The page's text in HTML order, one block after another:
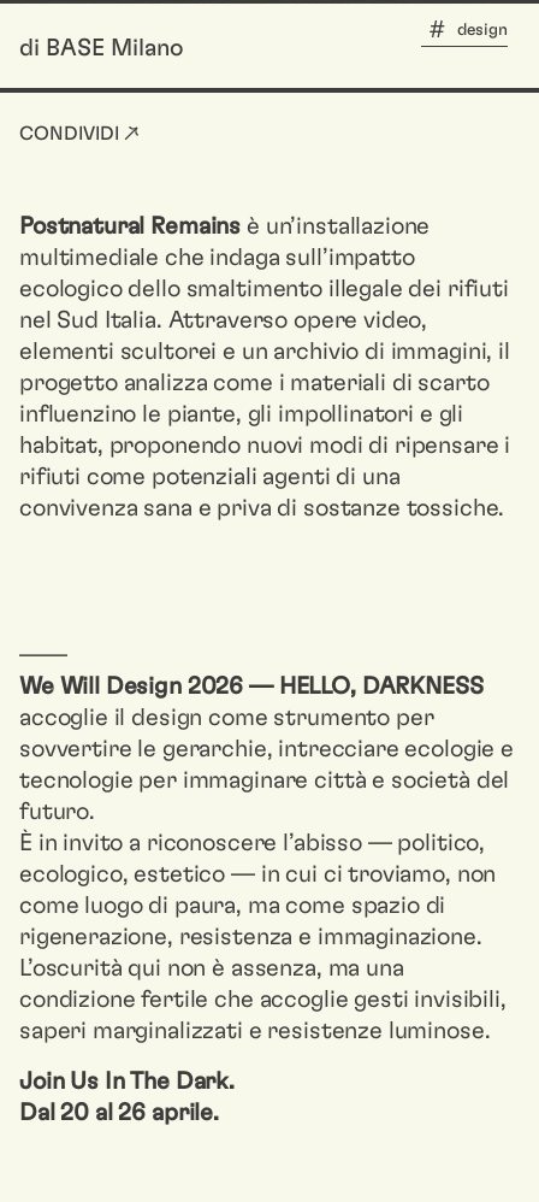
di BASE Milano
design
CONDIVIDI ↗
Postnatural Remains è un’installazione
multimediale che indaga sull’impatto
ecologico dello smaltimento illegale dei rifiuti
nel Sud Italia. Attraverso opere video,
elementi scultorei e un archivio di immagini, il
progetto analizza come i materiali di scarto
influenzino le piante, gli impollinatori e gli
habitat, proponendo nuovi modi di ripensare i
rifiuti come potenziali agenti di una
convivenza sana e priva di sostanze tossiche.
––––
We Will Design 2026 — HELLO, DARKNESS
accoglie il design come strumento per
sovvertire le gerarchie, intrecciare ecologie e
tecnologie per immaginare città e società del
futuro.
È in invito a riconoscere l’abisso — politico,
ecologico, estetico — in cui ci troviamo, non
come luogo di paura, ma come spazio di
rigenerazione, resistenza e immaginazione.
L’oscurità qui non è assenza, ma una
condizione fertile che accoglie gesti invisibili,
saperi marginalizzati e resistenze luminose.
Join Us In The Dark.
Dal 20 al 26 aprile.